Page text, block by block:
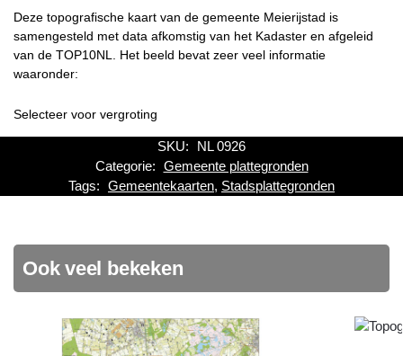
Deze topografische kaart van de gemeente Meierijstad is
samengesteld met data afkomstig van het Kadaster en afgeleid
van de TOP10NL. Het beeld bevat zeer veel informatie
waaronder:
Selecteer voor vergroting
SKU:
NL 0926
Categorie: Gemeente plattegronden
Tags: Gemeentekaarten, Stadsplattegronden
Ook veel bekeken